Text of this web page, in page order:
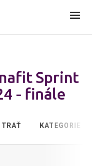
Sprint
- finále
TRAŤ KATEGORIE